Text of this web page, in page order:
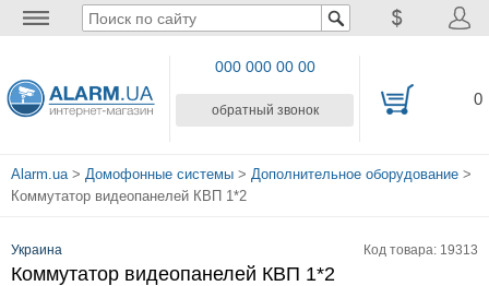
000 000 00 00
обратный звонок
0
Alarm.ua> Домофонные системы > Дополнительное оборудование >
Коммутатор видеопанелей КВП 1*2
Украина Код товара: 19313
Коммутатор видеопанелей КВП 1*2